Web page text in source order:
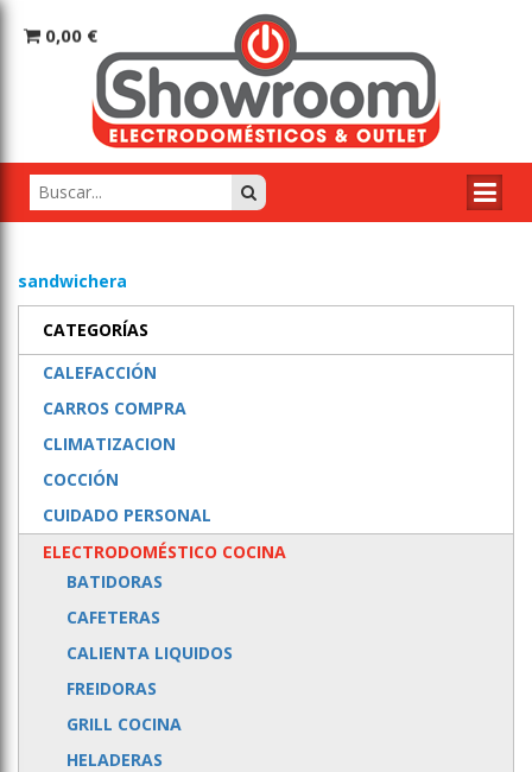
0,00 €
sandwichera
CATEGORÍAS
CALEFACCIÓN
CARROS COMPRA
CLIMATIZACION
COCCIÓN
CUIDADO PERSONAL
ELECTRODOMÉSTICO COCINA
BATIDORAS
CAFETERAS
CALIENTA LIQUIDOS
FREIDORAS
GRILL COCINA
HELADERAS